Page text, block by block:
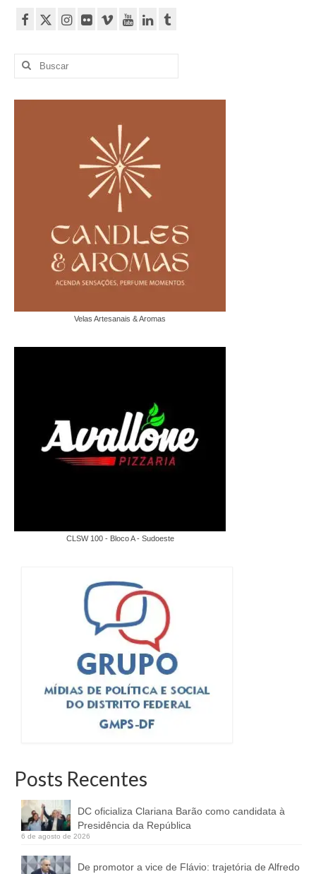
Buscar
Velas Artesanais & Aromas
CLSW 100 - Bloco A - Sudoeste
Posts Recentes
DC oficializa Clariana Barão como candidata à
Presidência da República
6 de agosto de 2026
De promotor a vice de Flávio: trajetória de Alfredo